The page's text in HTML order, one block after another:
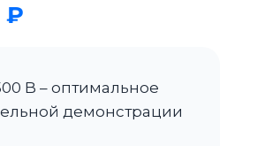
₽
B – оптимальное
демонстрации